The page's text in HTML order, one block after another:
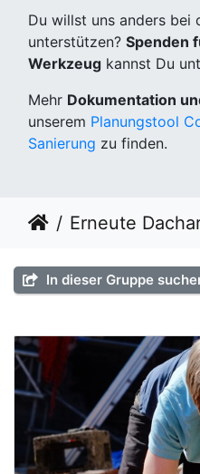
Du willst uns anders bei
unterstützen? Spenden
Werkzeug kannst Du
Mehr Dokumentation
unserem Planungstool
Sanierung zu finden.
Erneute Dacharbeiten Stulpschalung vom
In dieser Gruppe